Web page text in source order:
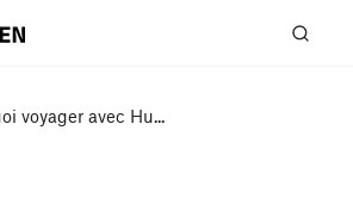
voyager avec Hu...